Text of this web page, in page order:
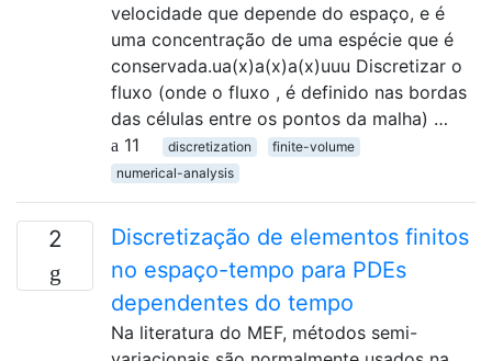
velocidade que depende do espaço, e é
uma concentração de uma espécie que é
conservada.ua(x)a(x)a(x)uuu Discretizar o
fluxo (onde o fluxo , é definido nas bordas
das células entre os pontos da malha) …
11
discretization
finite-volume
numerical-analysis
2
Discretização de elementos finitos
no espaço-tempo para PDEs
dependentes do tempo
Na literatura do MEF, métodos semi-